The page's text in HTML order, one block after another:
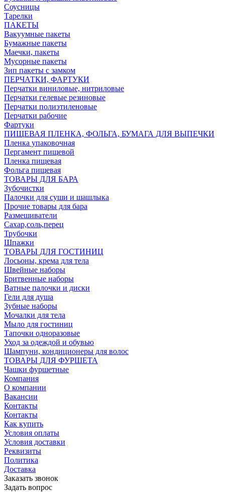
Соусницы
Тарелки
ПАКЕТЫ
Вакуумные пакеты
Бумажные пакеты
Маечки, пакеты
Мусорные пакеты
Зип пакеты с замком
ПЕРЧАТКИ, ФАРТУКИ
Перчатки виниловые, нитриловые
Перчатки гелевые резиновые
Перчатки полиэтиленовые
Перчатки рабочие
Фартуки
ПИЩЕВАЯ ПЛЕНКА, ФОЛЬГА, БУМАГА ДЛЯ ВЫПЕЧКИ
Пленка упаковочная
Пергамент пищевой
Пленка пищевая
Фольга пищевая
ТОВАРЫ ДЛЯ БАРА
Зубочистки
Палочки для суши и шашлыка
Прочие товары для бара
Размешиватели
Сахар,соль,перец
Трубочки
Шпажки
ТОВАРЫ ДЛЯ ГОСТИНИЦ
Лосьоны, крема для тела
Швейные наборы
Бритвенные наборы
Ватные палочки и диски
Гели для душа
Зубные наборы
Мочалки для тела
Мыло для гостиниц
Тапочки одноразовые
Уход за одеждой и обувью
Шампуни, кондиционеры для волос
ТОВАРЫ ДЛЯ ФУРШЕТА
Чашки фуршетные
Компания
О компании
Вакансии
Контакты
Контакты
Как купить
Условия оплаты
Условия доставки
Реквизиты
Политика
Доставка
Заказать звонок
Задать вопрос